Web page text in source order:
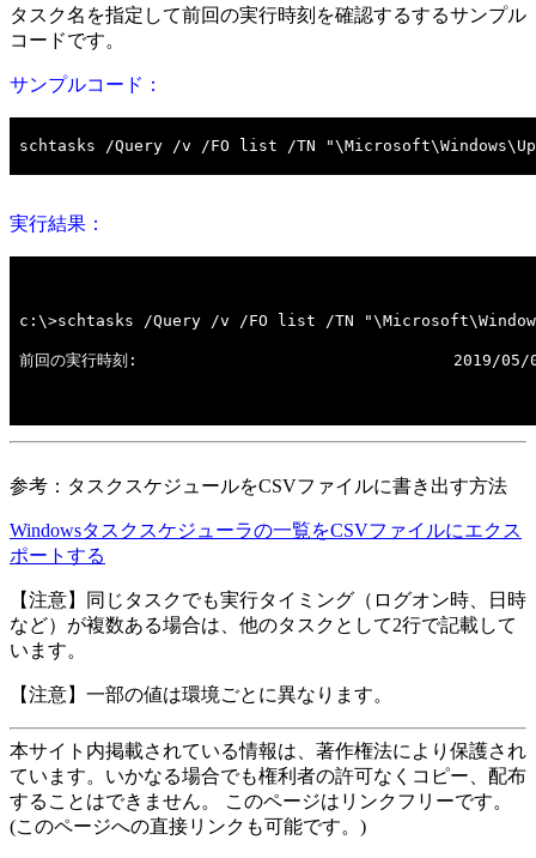
タスク名を指定して前回の実行時刻を確認するするサンプル
コードです。
サンプルコード：
実行結果：
参考：タスクスケジュールをCSVファイルに書き出す方法
Windowsタスクスケジューラの一覧をCSVファイルにエクス
ポートする
【注意】同じタスクでも実行タイミング（ログオン時、日時
など）が複数ある場合は、他のタスクとして2行で記載して
います。
【注意】一部の値は環境ごとに異なります。
本サイト内掲載されている情報は、著作権法により保護され
ています。いかなる場合でも権利者の許可なくコピー、配布
することはできません。 このページはリンクフリーです。
(このページへの直接リンクも可能です。)